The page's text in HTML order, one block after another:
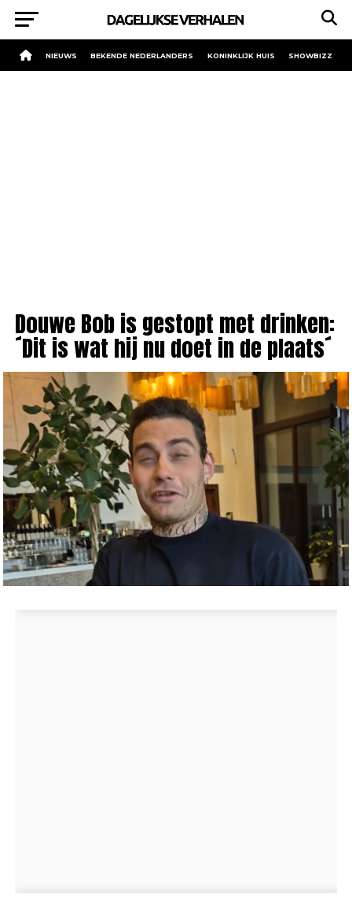
NIEUWS BEKENDE NEDERLANDERS KONINKLIJK HUIS SHOWBIZZ
Douwe Bob is gestopt met drinken:
´Dit is wat hij nu doet in de plaats´